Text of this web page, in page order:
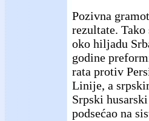
Pozivna
rezultate.
oko hiljadu
godine
rata protiv
Linije, a
Srpski
podsećao na